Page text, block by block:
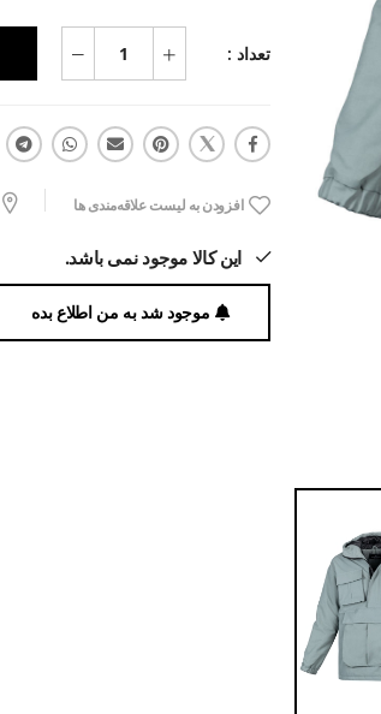
تعداد :
افزودن به لیست علاقه‌مندی ها
این کالا موجود نمی باشد.
موجود شد به من اطلاع بده